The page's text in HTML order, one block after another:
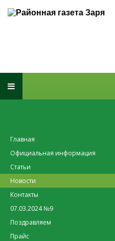
Главная
Официальная информация
Статьи
Новости
Контакты
07.03.2024 №9
Поздравляем
Прайс